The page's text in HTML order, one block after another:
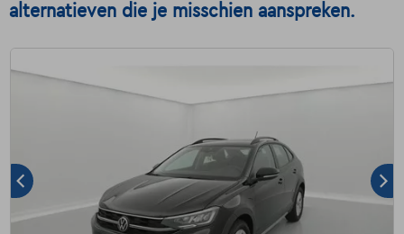
alternatieven die je misschien aanspreken.